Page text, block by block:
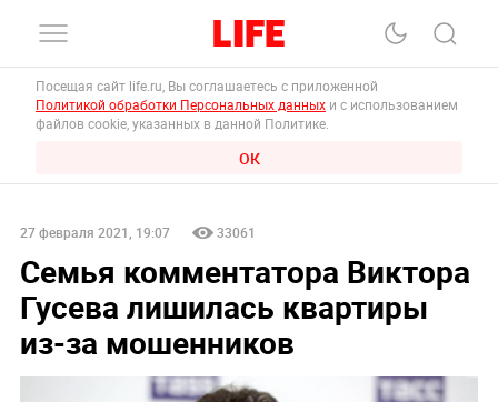
Посещая сайт life.ru, Вы соглашаетесь с приложенной
Политикой обработки Персональных данных и с использованием
файлов cookie, указанных в данной Политике.
ОК
27 февраля 2021, 19:07 33061
Семья комментатора Виктора
Гусева лишилась квартиры
из-за мошенников